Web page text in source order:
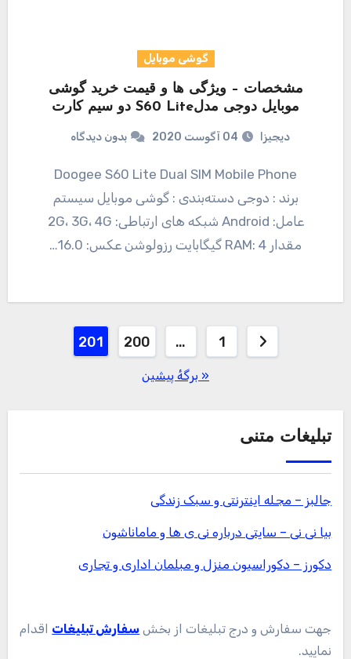
گوشی موبایل
مشخصات – ویژگی ها و قیمت خرید گوشی
موبایل دوجی مدلS60 Lite دو سیم کارت
دیجیزا 04 آگوست 2020 بدون دیدگاه
Doogee S60 Lite Dual SIM Mobile Phone
برند : دوجی دسته‌بندی : گوشی موبایل سیستم
عامل: Android شبکه های ارتباطی: 2G، 3G، 4G
مقدار RAM: 4 گیگابایت رزولوشن عکس: 16.0…
صفحه‌بندی
1
…
200
201
« برگه‌ٔ پیشین
تبلیغات متنی
جالبز – مجله اینترنتی و سبک زندگی
بیا نی نی – سایتی درباره نی ی ها و ماماناشون
دکورز – دکوراسیون منزل و مبلمان اداری و تجاری
جهت سفارش و درج تبلیغات از بخش سفارش تبلیغات اقدام
نمایید.